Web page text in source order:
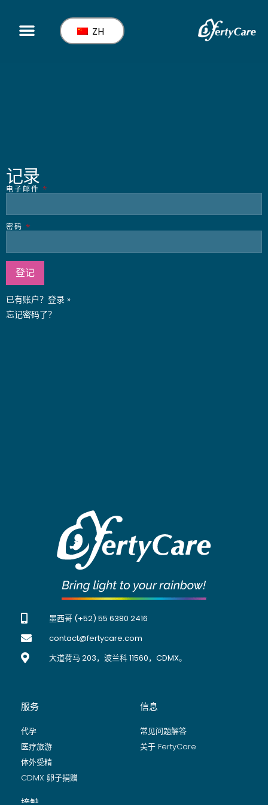
ZH
记录
电子邮件 *
密码 *
已有账户？ 登录 »
忘记密码了？
墨西哥 (+52) 55 6380 2416
contact@fertycare.com
大道荷马 203，波兰科 11560，CDMX。
服务
代孕
医疗旅游
体外受精
CDMX 卵子捐赠
信息
常见问题解答
关于 FertyCare
接触